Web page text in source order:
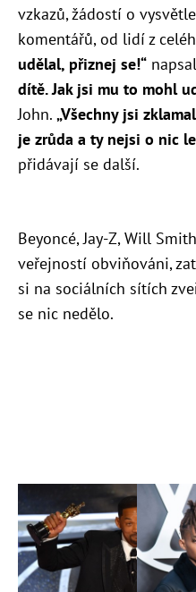
vzkazů, žádostí o
komentářů, od lidí z
udělal, přiznej se!“
dítě. Jak jsi mu to mohl
John. „Všechny jsi
je zrůda a ty nejsi o nic
přidávají se další.
Beyoncé, Jay-Z, Will
veřejností obviňováni,
si na sociálních sítích
se nic nedělo.